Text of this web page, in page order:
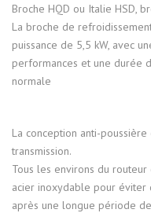
Broche HQD ou Italie HSD,
La broche de
puissance de 5,5 kW, avec
performances et une durée
normale
La conception anti-
transmission.
Tous les environs du
acier inoxydable pour éviter
après une longue période